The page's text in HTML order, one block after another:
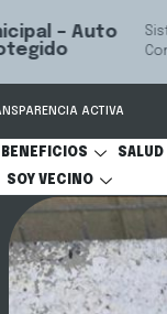
y recuperación
ACTIVA
BENEFICIOS SALUD
SOY VECINO